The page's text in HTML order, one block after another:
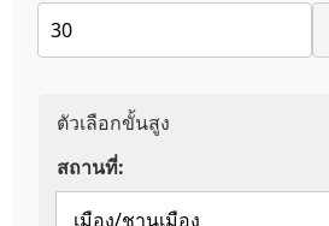
ตัวเลือกขั้นสูง
สถานที่: